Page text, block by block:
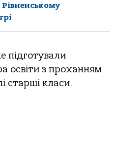
Рівненському
підготували
освіти з проханням
старші класи.